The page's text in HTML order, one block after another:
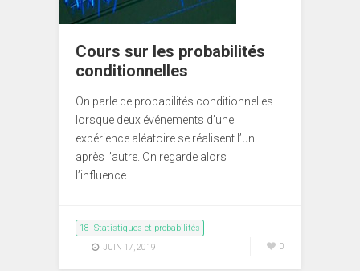
Cours sur les probabilités
conditionnelles
On parle de probabilités conditionnelles
lorsque deux événements d’une
expérience aléatoire se réalisent l’un
après l’autre. On regarde alors
l’influence…
18- Statistiques et probabilités
JUIN 17, 2019 0